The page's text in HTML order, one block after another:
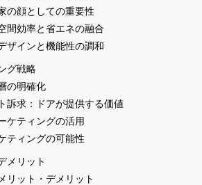
の顔としての重要性
間効率と省エネの融合
ザインと機能性の調和
グ戦略
の明確化
訴求：ドアが提供する価値
ケティングの活用
ティングの可能性
メリット
リット・デメリット